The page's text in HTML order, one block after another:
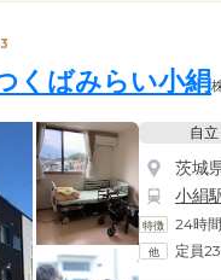
くばみらい小絹
自立
茨城
小絹
24時
定員